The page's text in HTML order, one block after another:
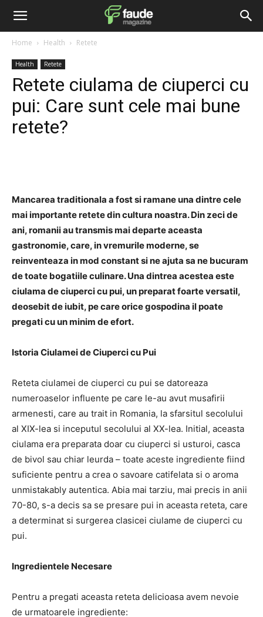
Home Health Retete
Health Retete
Retete ciulama de ciuperci cu
pui: Care sunt cele mai bune
retete?
Mancarea traditionala a fost si ramane una dintre cele
mai importante retete din cultura noastra. Din zeci de
ani, romanii au transmis mai departe aceasta
gastronomie, care, in vremurile moderne, se
reinventeaza in mod constant si ne ajuta sa ne bucuram
de toate bogatiile culinare. Una dintrea acestea este
ciulama de ciuperci cu pui, un preparat foarte versatil,
deosebit de iubit, pe care orice gospodina il poate
pregati cu un minim de efort.
Istoria Ciulamei de Ciuperci cu Pui
Reteta ciulamei de ciuperci cu pui se datoreaza
numeroaselor influente pe care le-au avut musafirii
armenesti, care au trait in Romania, la sfarsitul secolului
al XIX-lea si inceputul secolului al XX-lea. Initial, aceasta
ciulama era preparata doar cu ciuperci si usturoi, casca
de bivol sau chiar leurda – toate aceste ingrediente fiind
suficiente pentru a crea o savoare catifelata si o aroma
unmistakably autentica. Abia mai tarziu, mai precis in anii
70-80, s-a decis sa se presare pui in aceasta reteta, care
a determinat si surgerea clasicei ciulame de ciuperci cu
pui.
Ingredientele Necesare
Pentru a pregati aceasta reteta delicioasa avem nevoie
de urmatoarele ingrediente: